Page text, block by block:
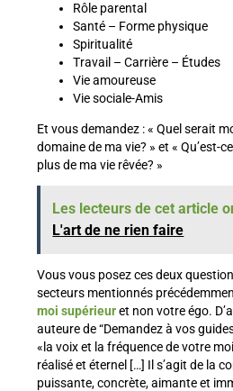
Rôle parental
Santé – Forme physique
Spiritualité
Travail – Carrière – Études
Vie amoureuse
Vie sociale-Amis
Et vous demandez : « Quel serait
domaine de ma vie? » et « Qu’est-
plus de ma vie rêvée? »
Les lecteurs de cet article
L'art de ne rien faire
Vous vous posez ces deux
secteurs mentionnés
moi supérieuret non votre égo.
auteure de “Demandez à vos
«la voix et la fréquence de votre
réalisé et éternel […] Il s’agit de la
puissante, concrète, aimante et